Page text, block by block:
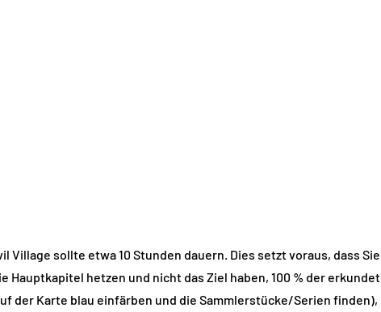
Village sollte etwa 10 Stunden dauern. Dies setzt voraus, dass
hetzen und nicht das Ziel haben, 100 % der
der Karte blau einfärben und die Sammlerstücke/Serien